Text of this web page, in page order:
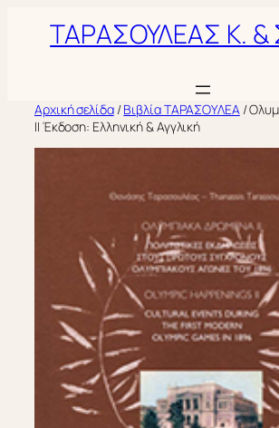
ΤΑΡΑΣΟΥΛΕΑΣ Κ. &
Αρχική σελίδα/Βιβλία ΤΑΡΑΣΟΥΛΕΑ/
II Έκδοση: Ελληνική & Αγγλική